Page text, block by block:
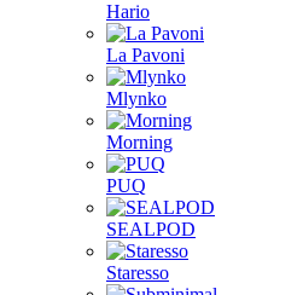
Hario
La Pavoni
Mlynko
Morning
PUQ
SEALPOD
Staresso